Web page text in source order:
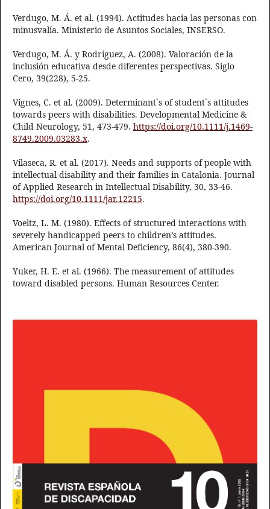
Verdugo, M. Á. et al. (1994). Actitudes hacia las personas con
minusvalía. Ministerio de Asuntos Sociales, INSERSO.
Verdugo, M. Á. y Rodríguez, A. (2008). Valoración de la
inclusión educativa desde diferentes perspectivas. Siglo
Cero, 39(228), 5-25.
Vignes, C. et al. (2009). Determinant`s of student`s attitudes
towards peers with disabilities. Developmental Medicine &
Child Neurology, 51, 473-479. https://doi.org/10.1111/j.1469-
8749.2009.03283.x.
Vilaseca, R. et al. (2017). Needs and supports of people with
intellectual disability and their families in Catalonia. Journal
of Applied Research in Intellectual Disability, 30, 33-46.
https://doi.org/10.1111/jar.12215.
Voeltz, L. M. (1980). Effects of structured interactions with
severely handicapped peers to children’s attitudes.
American Journal of Mental Deficiency, 86(4), 380-390.
Yuker, H. E. et al. (1966). The measurement of attitudes
toward disabled persons. Human Resources Center.